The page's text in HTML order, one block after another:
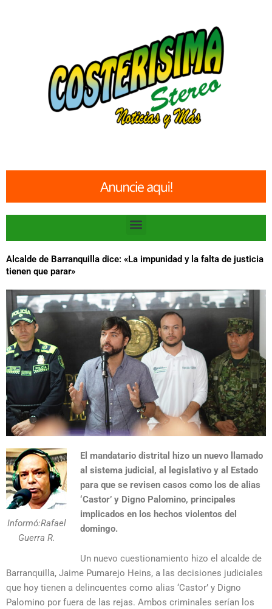
Menu
Alcalde de Barranquilla dice: «La impunidad y la falta de justicia
tienen que parar»
Informó:Rafael
Guerra R.
El mandatario distrital hizo un nuevo llamado
al sistema judicial, al legislativo y al Estado
para que se revisen casos como los de alias
‘Castor’ y Digno Palomino, principales
implicados en los hechos violentos del
domingo.
Un nuevo cuestionamiento hizo el alcalde de
Barranquilla, Jaime Pumarejo Heins, a las decisiones judiciales
que hoy tienen a delincuentes como alias ‘Castor’ y Digno
Palomino por fuera de las rejas. Ambos criminales serían los